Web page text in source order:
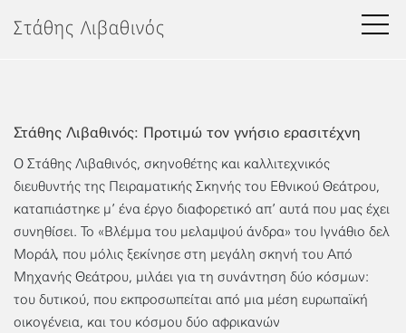
στοΣτάθης Λιβαθινός
Στάθης Λιβαθινός: Προτιμώ τον γνήσιο ερασιτέχνη
Ο Στάθης Λιβαθινός, σκηνοθέτης και καλλιτεχνικός
διευθυντής της Πειραματικής Σκηνής του Εθνικού Θεάτρου,
καταπιάστηκε μ’ ένα έργο διαφορετικό απ’ αυτά που μας έχει
συνηθίσει. Το «Βλέμμα του μελαμψού άνδρα» του Ιγνάθιο δελ
Μοράλ, που μόλις ξεκίνησε στη μεγάλη σκηνή του Από
Μηχανής Θεάτρου, μιλάει για τη συνάντηση δύο κόσμων:
του δυτικού, που εκπροσωπείται από μια μέση ευρωπαϊκή
οικογένεια, και του κόσμου δύο αφρικανών